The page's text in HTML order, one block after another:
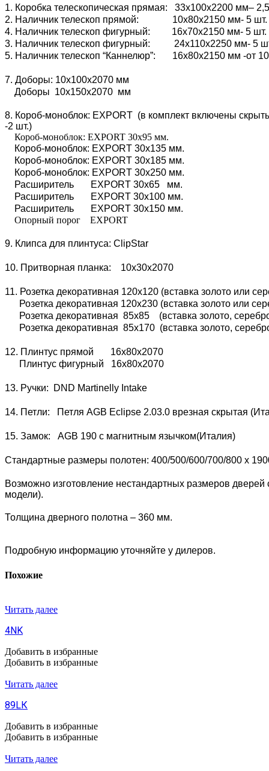
1. Коробка телескопическая прямая: 33х100х2200 мм–
2. Наличник телескоп прямой: 10х80х2150 мм- 5 шт.
4. Наличник телескоп фигурный: 16х70х2150 мм- 5 шт.
3. Наличник телескоп фигурный: 24х110х2250 мм- 5
5. Наличник телескоп “Каннелюр”: 16х80х2150 мм -от
7. Доборы: 10х100х2070 мм
Доборы 10х150х2070 мм
8. Короб-моноблок: EXPORT (в комплект включены
-2 шт.)
Короб-моноблок: EXPORT 30х95 мм.
Короб-моноблок: EXPORT 30х135 мм.
Короб-моноблок: EXPORT 30х185 мм.
Короб-моноблок: EXPORT 30х250 мм.
Расширитель EXPORT 30х65 мм.
Расширитель EXPORT 30х100 мм.
Расширитель EXPORT 30х150 мм.
Опорный порог EXPORT
9. Клипса для плинтуса: ClipStar
10. Притворная планка: 10х30х2070
11. Розетка декоративная 120х120 (вставка золото или
Розетка декоративная 120х230 (вставка золото или
Розетка декоративная 85х85 (вставка золото,
Розетка декоративная 85х170 (вставка золото,
12. Плинтус прямой 16х80х2070
Плинтус фигурный 16х80х2070
13. Ручки: DND Martinelly Intake
14. Петли: Петля AGB Eclipse 2.03.0 врезная скрытая
15. Замок: AGB 190 с магнитным язычком(Италия)
Стандартные размеры полотен: 400/500/600/700/800 x
Возможно изготовление нестандартных размеров
модели).
Толщина дверного полотна – 360 мм.
Подробную информацию уточняйте у дилеров.
Похожие
Читать далее
4NK
Добавить в избранные
Добавить в избранные
Читать далее
89LК
Добавить в избранные
Добавить в избранные
Читать далее